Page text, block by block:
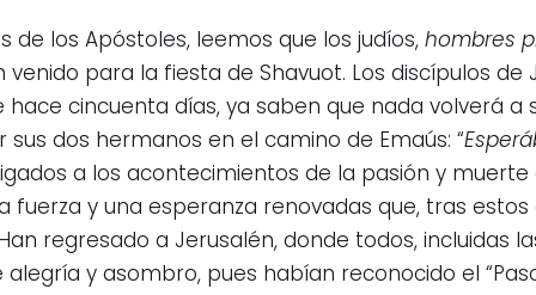
de los Apóstoles, leemos que los judíos, hombres
venido para la fiesta de Shavuot. Los discípulos
cincuenta días, ya saben que nada volverá a
dos hermanos en el camino de Emaús: “
a los acontecimientos de la pasión y muerte
fuerza y una esperanza renovadas que, tras
regresado a Jerusalén, donde todos, incluidas
y asombro, pues habían reconocido el